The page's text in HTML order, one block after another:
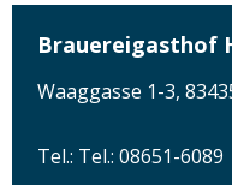
Brauereigasthof
Waaggasse 1-3,
Tel.: Tel.: 08651-6089